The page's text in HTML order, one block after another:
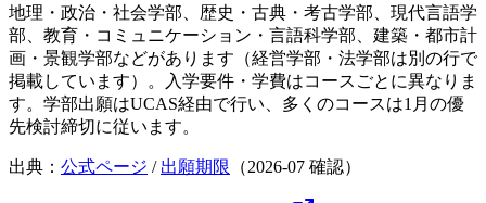
地理・政治・社会学部、歴史・古典・考古学部、現代言語学
部、教育・コミュニケーション・言語科学部、建築・都市計
画・景観学部などがあります（経営学部・法学部は別の行で
掲載しています）。入学要件・学費はコースごとに異なりま
す。学部出願はUCAS経由で行い、多くのコースは1月の優
先検討締切に従います。
出典： 公式ページ / 出願期限 （2026-07 確認）